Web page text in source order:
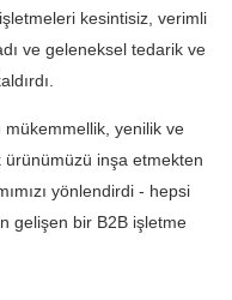
kesintisiz, verimli
ve geleneksel tedarik ve
mükemmellik, yenilik ve
inşa etmekten
yönlendirdi - hepsi
gelişen bir B2B işletme